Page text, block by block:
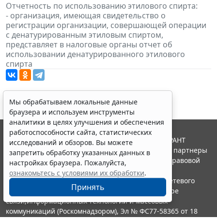
Отчетность по использованию этилового спирта:
- организация, имеющая свидетельство о
регистрации организации, совершающей операции
с денатурированным этиловым спиртом,
представляет в налоговые органы отчет об
использовании денатурированного этилового
спирта
Мы обрабатываем локальные данные
браузера и используем инструменты
аналитики в целях улучшения и обеспечения
работоспособности сайта, статистических
исследований и обзоров. Вы можете
запретить обработку указанных данных в
настройках браузера. Пожалуйста,
ознакомьтесь с условиями их обработки.
Принять
© ООО "НПП "ГАРАНТ-СЕРВИС", 2026. Система ГАРАНТ
выпускается с 1990 года. Компания "Гарант" и ее партнеры
являются участниками Российской ассоциации правовой
информации ГАРАНТ.
Портал ГАРАНТ.РУ зарегистрирован в качестве сетевого
издания Федеральной службой по надзору в сфере
связи,информационных технологий и массовых
коммуникаций (Роскомнадзором), Эл № ФС77-58365 от 18